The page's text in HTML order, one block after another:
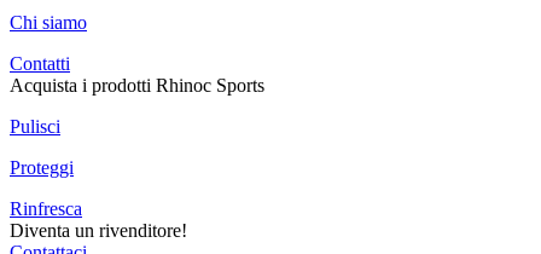
Chi siamo
Contatti
Acquista i prodotti Rhinoc Sports
Pulisci
Proteggi
Rinfresca
Diventa un rivenditore!